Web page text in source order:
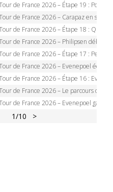
de France 2026 – Étape 19 : Pogacar peut-il enfin dompter l’Alpe d’Huez ?
de France 2026 – Carapaz en solitaire à Orcières-Merlette, Paret-Peintre à un point du maillot à pois
de France 2026 – Étape 18 : Qui domptera Orcières-Merlette, première marche vers l’Alpe d’Huez ?
de France 2026 – Philipsen débloque son compteur à Voiron, Pedersen en danger pour le maillot vert
de France 2026 – Étape 17 : Pedersen peut-il verrouiller le maillot vert à Voiron ?
de France 2026 – Evenepoel écrase le chrono d’Évian, Seixas 4e, Lipowitz abandonne
de France 2026 – Étape 16 : Evenepoel, Pogacar, Ganna… qui domptera le chrono d’Évian pour redessiner le podium ?
de France 2026 – Le parcours officiel complet : 21 étapes, profils, carte et dates
de France 2026 – Evenepoel gagne à Solaison, Vingegaard abandonne, Pogacar toujours en jaune
1/10 >